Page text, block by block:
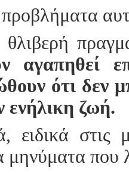
θλιβερή
αγαπηθεί
ότι δεν
ενήλικη ζωή.
ειδικά στις
μηνύματα που